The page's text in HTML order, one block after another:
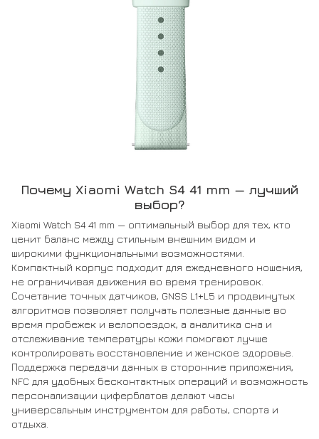
Почему Xiaomi Watch S4 41 mm — лучший
выбор?
Xiaomi Watch S4 41 mm — оптимальный выбор для тех, кто
ценит баланс между стильным внешним видом и
широкими функциональными возможностями.
Компактный корпус подходит для ежедневного ношения,
не ограничивая движения во время тренировок.
Сочетание точных датчиков, GNSS L1+L5 и продвинутых
алгоритмов позволяет получать полезные данные во
время пробежек и велопоездок, а аналитика сна и
отслеживание температуры кожи помогают лучше
контролировать восстановление и женское здоровье.
Поддержка передачи данных в сторонние приложения,
NFC для удобных бесконтактных операций и возможность
персонализации циферблатов делают часы
универсальным инструментом для работы, спорта и
отдыха.